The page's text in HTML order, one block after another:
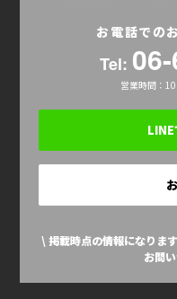
お電話での
Tel:
営業時間：
\ 掲載時点の情報になりま
お問